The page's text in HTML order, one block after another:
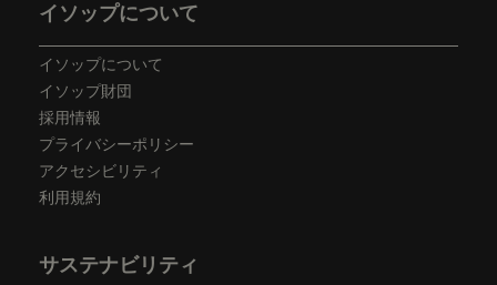
イソップについて
イソップについて
イソップ財団
採用情報
プライバシーポリシー
アクセシビリティ
利用規約
サステナビリティ